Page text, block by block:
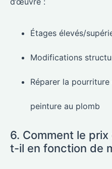
Étages élevés/
Modifications
Réparer la
peinture au plomb
6. Comment le
t-il en fonction de